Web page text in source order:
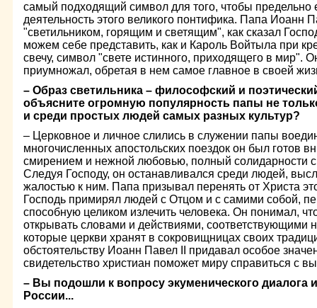
самый подходящий символ для того, чтобы предельно
деятельность этого великого понтифика. Папа Иоанн
"светильником, горящим и светящим", как сказал
можем себе представить, как и Кароль Войтыла при
свечу, символ "свете истинного, приходящего в мир".
приумножал, обретая в нем самое главное в своей
– Образ светильника – философский и
объясните огромную популярность папы не
и среди простых людей самых разных культур?
– Церковное и личное слились в служении папы
многочисленных апостольских поездок он был готов
смирением и нежной любовью, полный солидарности с
Следуя Господу, он останавливался среди людей,
жалостью к ним. Папа призывал перенять от Христа
Господь примирял людей с Отцом и с самими собой,
способную целиком излечить человека. Он понимал,
открывать словами и действиями, соответствующими
которые церкви хранят в сокровищницах своих
обстоятельству Иоанн Павел II придавал особое
свидетельство христиан поможет миру справиться с
– Вы подошли к вопросу экуменического диалога
России...